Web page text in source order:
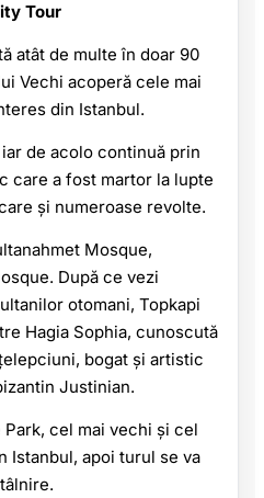
Tour
atât de multe în doar 90
Vechi acoperă cele mai
din Istanbul.
de acolo continuă prin
care a fost martor la lupte
și numeroase revolte.
Mosque,
După ce vezi
otomani, Topkapi
Hagia Sophia, cunoscută
bogat și artistic
Justinian.
cel mai vechi și cel
Istanbul, apoi turul se va